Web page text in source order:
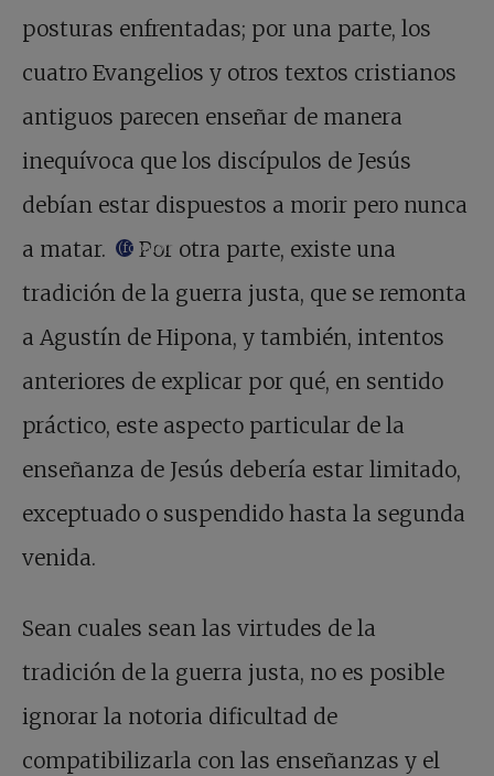
posturas enfrentadas; por una parte, los
cuatro Evangelios y otros textos cristianos
antiguos parecen enseñar de manera
inequívoca que los discípulos de Jesús
debían estar dispuestos a morir pero nunca
a matar.
(footnote)
Por otra parte, existe una
tradición de la guerra justa, que se remonta
a Agustín de Hipona, y también, intentos
anteriores de explicar por qué, en sentido
práctico, este aspecto particular de la
enseñanza de Jesús debería estar limitado,
exceptuado o suspendido hasta la segunda
venida.
Sean cuales sean las virtudes de la
tradición de la guerra justa, no es posible
ignorar la notoria dificultad de
compatibilizarla con las enseñanzas y el